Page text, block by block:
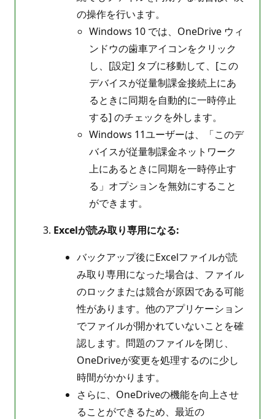
の操作を行います。
Windows 10 では、OneDrive ウィ
ンドウの歯車アイコンをクリック
し、[設定] タブに移動して、[この
デバイスが従量制課金接続上にあ
るときに同期を自動的に一時停止
する] のチェックを外します。
Windows 11ユーザーは、「このデ
バイスが従量制課金ネットワーク
上にあるときに同期を一時停止す
る」オプションを無効にすること
ができます。
Excelが読み取り専用になる:
バックアップ後にExcelファイルが読
み取り専用になった場合は、ファイル
のロックまたは競合が原因である可能
性があります。他のアプリケーション
でファイルが開かれていないことを確
認します。問題のファイルを閉じ、
OneDriveが変更を処理するのに少し
時間がかかります。
さらに、OneDriveの機能を向上させ
ることができるため、最近の